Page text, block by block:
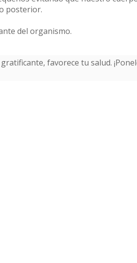
posterior.
del organismo.
favorece tu salud.